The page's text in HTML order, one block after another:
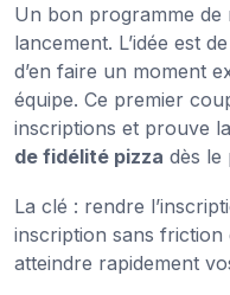
Un bon programme de
lancement. L’idée est
d’en faire un moment
équipe. Ce premier
inscriptions et prouve
de fidélité pizza dès le
La clé : rendre
inscription sans
atteindre rapidement